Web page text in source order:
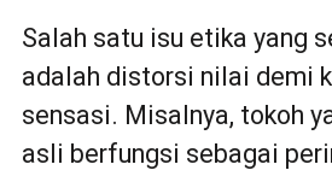
Salah satu isu etika yang
adalah distorsi nilai demi
sensasi. Misalnya, tokoh
asli berfungsi sebagai